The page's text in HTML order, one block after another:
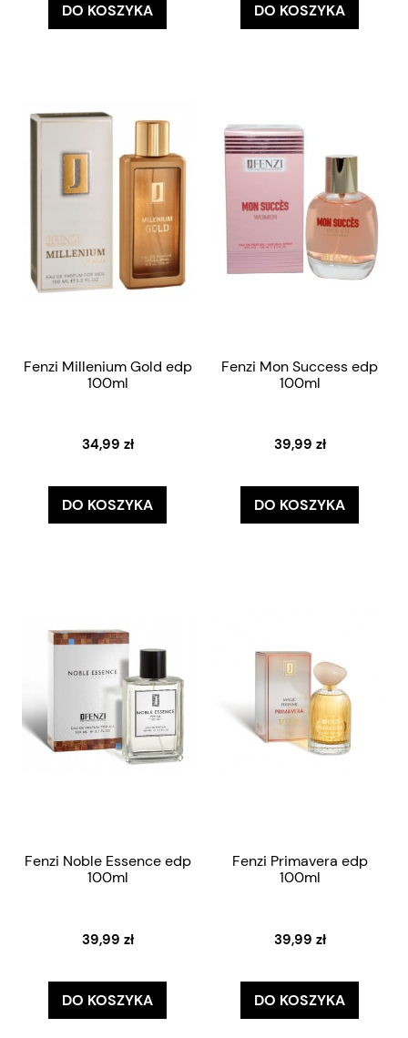
DO KOSZYKA DO KOSZYKA
Fenzi Millenium Gold edp
100ml
34,99 zł
DO KOSZYKA
Fenzi Mon Success edp
100ml
39,99 zł
DO KOSZYKA
Fenzi Noble Essence edp
100ml
39,99 zł
DO KOSZYKA
Fenzi Primavera edp
100ml
39,99 zł
DO KOSZYKA